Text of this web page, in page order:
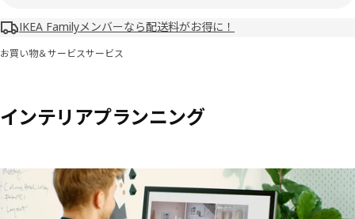
IKEA Familyメンバーなら配送料がお得に！
お買い物＆サービスサービス
インテリアプランニング